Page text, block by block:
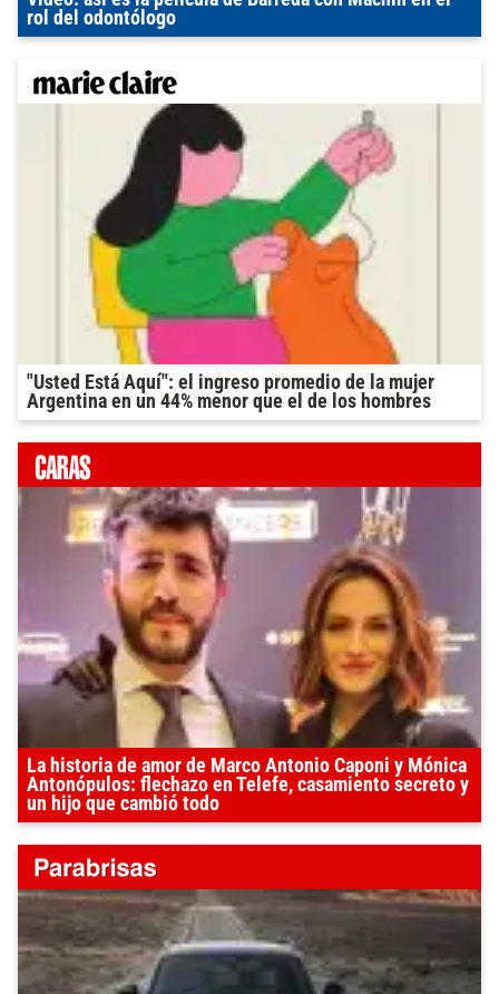
rol del odontólogo
"Usted Está Aquí": el ingreso promedio de la mujer
Argentina en un 44% menor que el de los hombres
La historia de amor de Marco Antonio Caponi y Mónica
Antonópulos: flechazo en Telefe, casamiento secreto y
un hijo que cambió todo